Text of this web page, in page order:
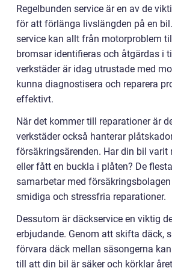
Regelbunden service är en av de
för att förlänga livslängden på en
service kan allt från motorproblem
bromsar identifieras och åtgärdas i
verkstäder är idag utrustade med
kunna diagnostisera och reparera
effektivt.
När det kommer till reparationer är
verkstäder också hanterar
försäkringsärenden. Har din bil varit
eller fått en buckla i plåten? De
samarbetar med
smidiga och stressfria reparationer.
Dessutom är däckservice en viktig
erbjudande. Genom att skifta däck,
förvara däck mellan säsongerna
till att din bil är säker och körklar